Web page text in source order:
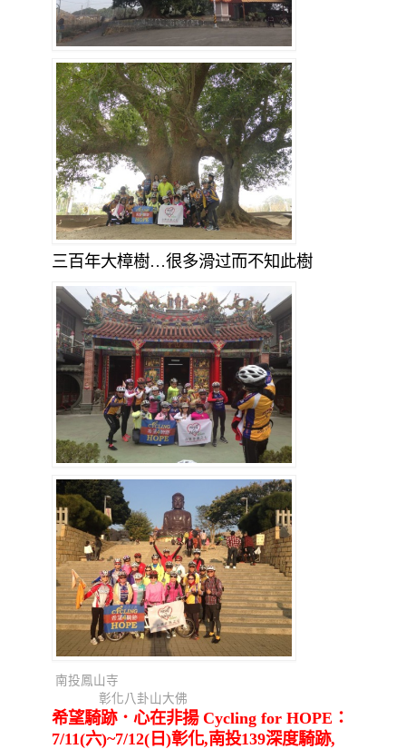
三百年大樟樹…很多滑过而不知此樹
南投鳳山寺
彰化八卦山大佛
希望騎跡．心在非揚 Cycling for HOPE：
7/11(六)~7/12(日)彰化,南投139深度騎跡,